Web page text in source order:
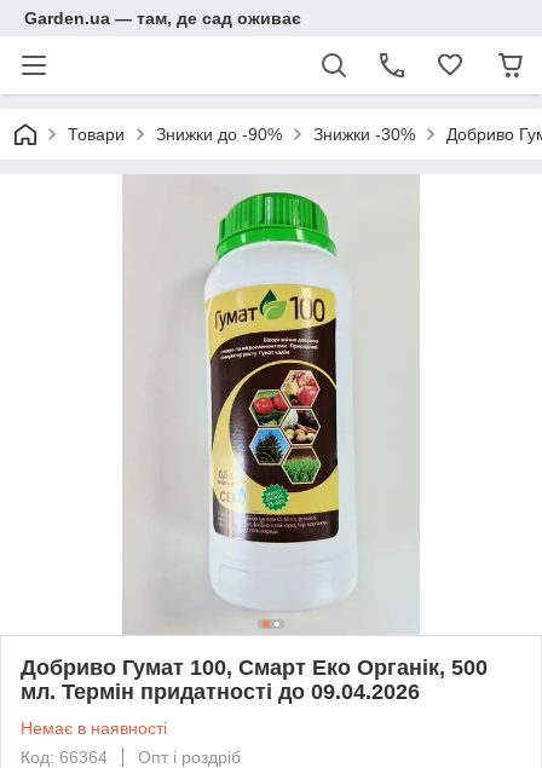
Garden.ua — там, де сад оживає
Товари Знижки до -90% Знижки -30% Добриво
Добриво Гумат 100, Смарт Еко Органік, 500
мл. Термін придатності до 09.04.2026
Немає в наявності
Код: 66364
Опт і роздріб